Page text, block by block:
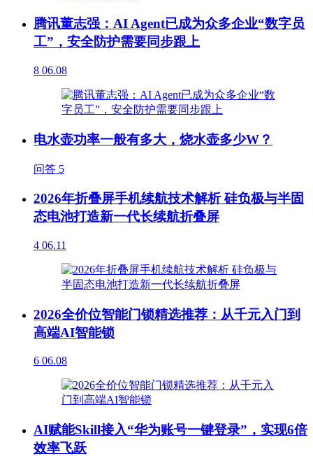
腾讯董志强：AI Agent已成为众多企业“数字员
工”，安全防护需要同步跟上
8 06.08
电水壶功率一般有多大，烧水壶多少W？
问答 5
2026年折叠屏手机续航技术解析 硅负极与半固
态电池打造新一代长续航折叠屏
4 06.11
2026全价位智能门锁精选推荐：从千元入门到
高端AI智能锁
6 06.08
AI赋能Skill接入“华为账号一键登录”，实现6倍
效率飞跃